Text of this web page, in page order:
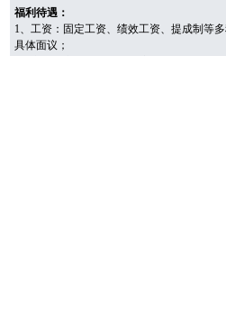
福利待遇：
1、工资：固定工资、绩效工资、提成制等多
具体面议；